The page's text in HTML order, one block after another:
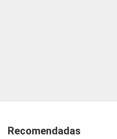
Recomendadas